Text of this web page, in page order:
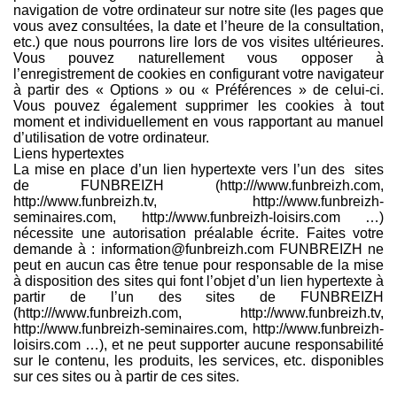
navigation de votre ordinateur sur notre site (les pages que
vous avez consultées, la date et l’heure de la consultation,
etc.) que nous pourrons lire lors de vos visites ultérieures.
Vous pouvez naturellement vous opposer à
l’enregistrement de cookies en configurant votre navigateur
à partir des « Options » ou « Préférences » de celui-ci.
Vous pouvez également supprimer les cookies à tout
moment et individuellement en vous rapportant au manuel
d’utilisation de votre ordinateur.
Liens hypertextes
La mise en place d’un lien hypertexte vers l’un des sites
de FUNBREIZH (http:///www.funbreizh.com,
http://www.funbreizh.tv, http://www.funbreizh-
seminaires.com, http://www.funbreizh-loisirs.com …)
nécessite une autorisation préalable écrite. Faites votre
demande à : information@funbreizh.com FUNBREIZH ne
peut en aucun cas être tenue pour responsable de la mise
à disposition des sites qui font l’objet d’un lien hypertexte à
partir de l’un des sites de FUNBREIZH
(http:///www.funbreizh.com, http://www.funbreizh.tv,
http://www.funbreizh-seminaires.com, http://www.funbreizh-
loisirs.com …), et ne peut supporter aucune responsabilité
sur le contenu, les produits, les services, etc. disponibles
sur ces sites ou à partir de ces sites.